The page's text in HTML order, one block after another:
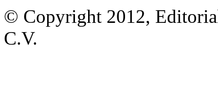
© Copyright 2012,
C.V.